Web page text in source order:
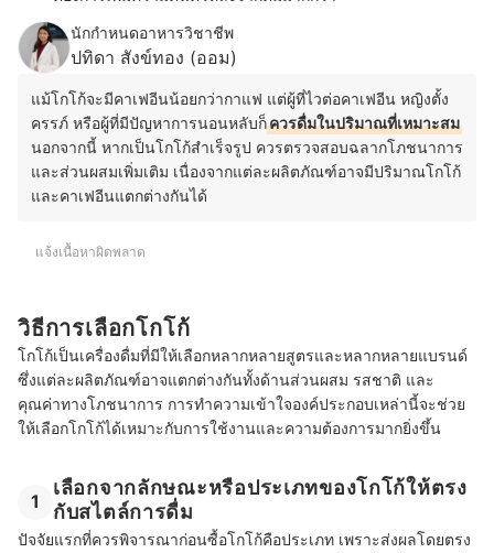
นักกำหนดอาหารวิชาชีพ
ปทิดา สังข์ทอง (ออม)
แม้โกโก้จะมีคาเฟอีนน้อยกว่ากาแฟ แต่ผู้ที่ไวต่อคาเฟอีน หญิงตั้ง
ครรภ์ หรือผู้ที่มีปัญหาการนอนหลับก็ควรดื่มในปริมาณที่เหมาะสม
นอกจากนี้ หากเป็นโกโก้สำเร็จรูป ควรตรวจสอบฉลากโภชนาการ
และส่วนผสมเพิ่มเติม เนื่องจากแต่ละผลิตภัณฑ์อาจมีปริมาณโกโก้
และคาเฟอีนแตกต่างกันได้
แจ้งเนื้อหาผิดพลาด
วิธีการเลือกโกโก้
โกโก้เป็นเครื่องดื่มที่มีให้เลือกหลากหลายสูตรและหลากหลายแบรนด์
ซึ่งแต่ละผลิตภัณฑ์อาจแตกต่างกันทั้งด้านส่วนผสม รสชาติ และ
คุณค่าทางโภชนาการ การทำความเข้าใจองค์ประกอบเหล่านี้จะช่วย
ให้เลือกโกโก้ได้เหมาะกับการใช้งานและความต้องการมากยิ่งขึ้น
1
เลือกจากลักษณะหรือประเภทของโกโก้ให้ตรง
กับสไตล์การดื่ม
ปัจจัยแรกที่ควรพิจารณาก่อนซื้อโกโก้คือประเภท เพราะส่งผลโดยตรง